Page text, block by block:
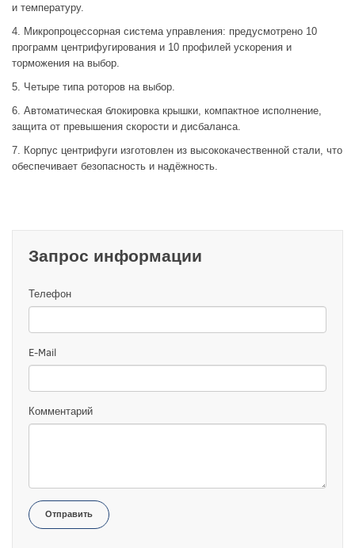
и температуру.
4. Микропроцессорная система управления: предусмотрено 10
программ центрифугирования и 10 профилей ускорения и
торможения на выбор.
5. Четыре типа роторов на выбор.
6. Автоматическая блокировка крышки, компактное исполнение,
защита от превышения скорости и дисбаланса.
7. Корпус центрифуги изготовлен из высококачественной стали, что
обеспечивает безопасность и надёжность.
Запрос информации
Телефон
E-Mail
Комментарий
Отправить